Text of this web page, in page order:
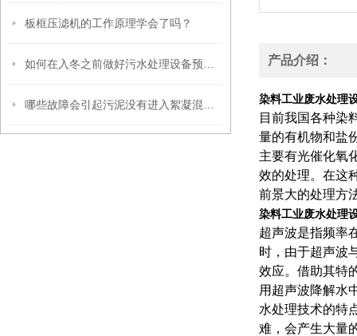
板框压滤机的工作原理学会了吗？
产品介绍：
染料工业废水处理
目前我国各种染
量的有机物和盐
主要有光催化氧
效的处理。在这
前景大的处理方
染料工业废水处理
超声波是指频率
时，由于超声波
效应。借助其特
用超声波降解水
水处理技术的特
难，会产生大量